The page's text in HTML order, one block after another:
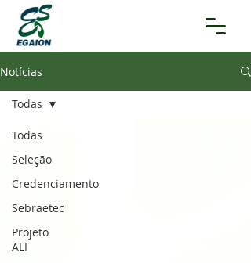
Notícias
Todas
Seleção
Credenciamento
Sebraetec
Projeto
ALI
Todas